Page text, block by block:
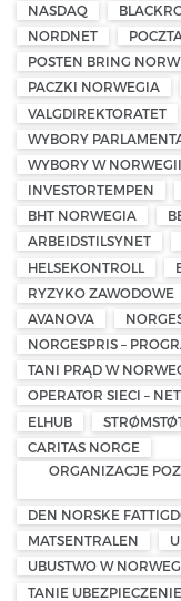
NASDAQ
NORDNET
POSTEN BRING
PACZKI NORWEGIA
VALGDIREKTORATET
WYBORY
WYBORY W
INVESTORTEMPEN
BHT NORWEGIA
ARBEIDSTILSYNET
HELSEKONTROLL
RYZYKO ZAWODOWE
AVANOVA
NORGESPRIS –
TANI PRĄD W
OPERATOR SIECI –
ELHUB
CARITAS NORGE
ORGANIZACJE
DEN NORSKE
MATSENTRALEN
UBUSTWO W
TANIE